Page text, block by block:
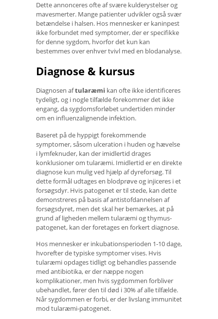
Dette annonceres ofte af svære kulderystelser og
mavesmerter. Mange patienter udvikler også svær
betændelse i halsen. Hos mennesker er kaninpest
ikke forbundet med symptomer, der er specifikke
for denne sygdom, hvorfor det kun kan
bestemmes over enhver tvivl med en blodanalyse.
Diagnose & kursus
Diagnosen aftularæmi kan ofte ikke identificeres
tydeligt, og i nogle tilfælde forekommer det ikke
engang, da sygdomsforløbet undertiden minder
om en influenzalignende infektion.
Baseret på de hyppigt forekommende
symptomer, såsom ulceration i huden og hævelse
i lymfeknuder, kan der imidlertid drages
konklusioner om tularæmi. Imidlertid er en direkte
diagnose kun mulig ved hjælp af dyreforsøg. Til
dette formål udtages en blodprøve og injiceres i et
forsøgsdyr. Hvis patogenet er til stede, kan dette
demonstreres på basis af antistofdannelsen af ​​
forsøgsdyret, men det skal her bemærkes, at på
grund af ligheden mellem tularæmi og thymus-
patogenet, kan der foretages en forkert diagnose.
Hos mennesker er inkubationsperioden 1-10 dage,
hvorefter de typiske symptomer vises. Hvis
tularæmi opdages tidligt og behandles passende
med antibiotika, er der næppe nogen
komplikationer, men hvis sygdommen forbliver
ubehandlet, fører den til død i 30% af alle tilfælde.
Når sygdommen er forbi, er der livslang immunitet
mod tularæmi-patogenet.